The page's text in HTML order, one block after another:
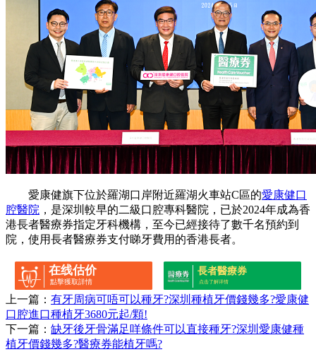
愛康健旗下位於羅湖口岸附近羅湖火車站C區的愛康健口
腔醫院 ，是深圳較早的二級口腔專科醫院，已於2024年成為香
港長者醫療券指定牙科機構，至今已經接待了數千名預約到
院，使用長者醫療券支付睇牙費用的香港長者。
在线估价
點擊獲取詳情
長者醫療券
点击了解详情
上一篇： 有牙周病可唔可以種牙?深圳種植牙價錢幾多?愛康健
口腔進口種植牙3680元起/顆!
下一篇： 缺牙後牙骨滿足咩條件可以直接種牙?深圳愛康健種
植牙價錢幾多?醫療券能植牙嗎?